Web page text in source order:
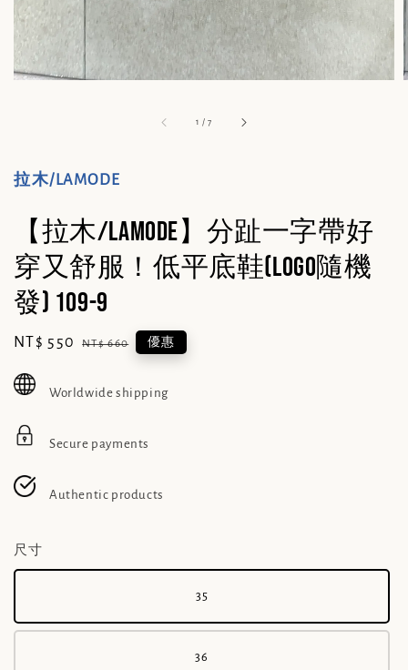
1 /7
拉木/LAMODE
【拉木/lamode】分趾一字帶好
穿又舒服！低平底鞋(logo隨機
發) 109-9
Sale
NT$ 550 Regular
NT$ 660 優惠
Worldwide shipping
Secure payments
Authentic products
尺寸
35
36